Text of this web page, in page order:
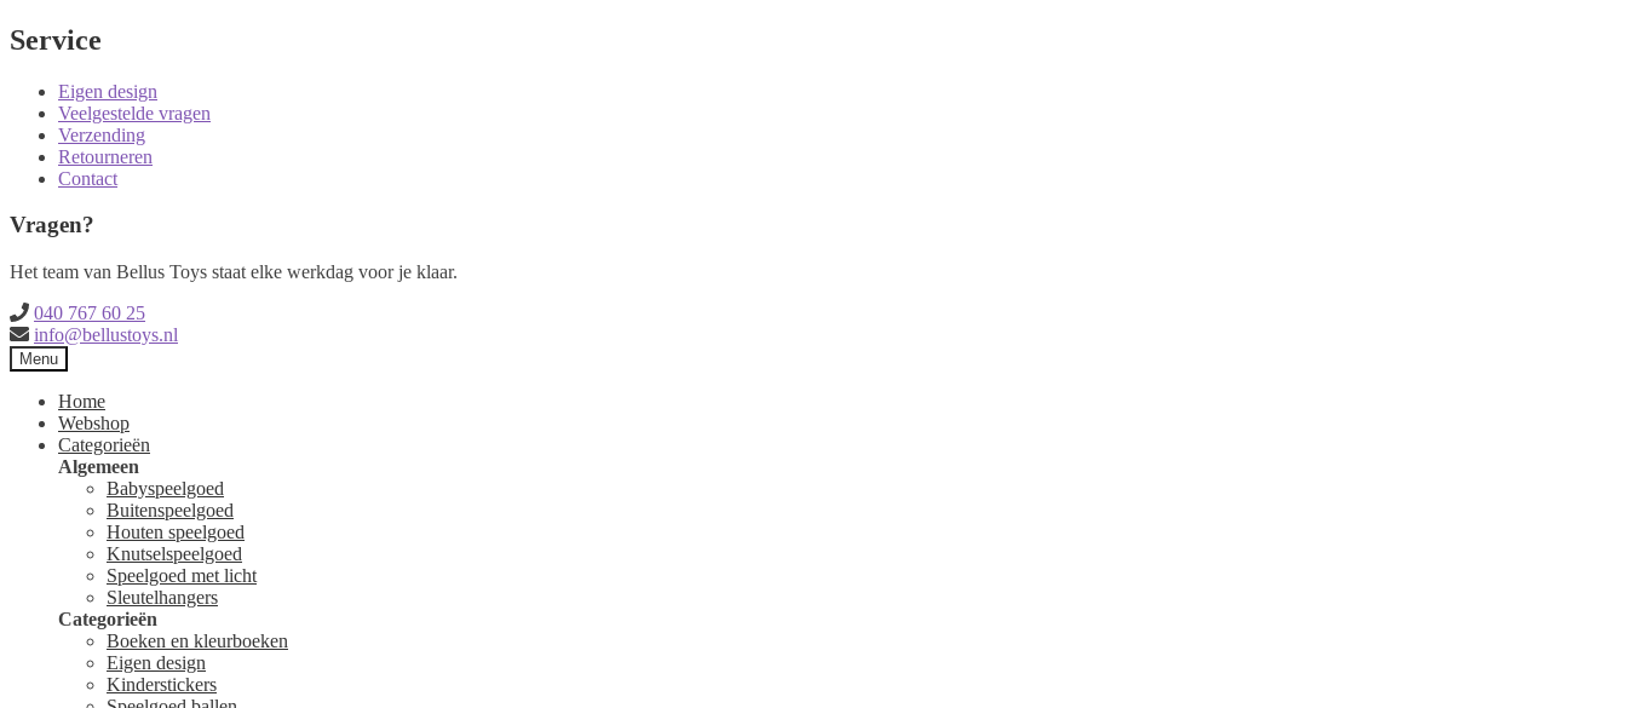
Service
Eigen design
Veelgestelde vragen
Verzending
Retourneren
Contact
Vragen?
Het team van Bellus Toys staat elke werkdag voor je klaar.
040 767 60 25
info@bellustoys.nl
Menu
Home
Webshop
Categorieën
Algemeen
Babyspeelgoed
Buitenspeelgoed
Houten speelgoed
Knutselspeelgoed
Speelgoed met licht
Sleutelhangers
Categorieën
Boeken en kleurboeken
Eigen design
Kinderstickers